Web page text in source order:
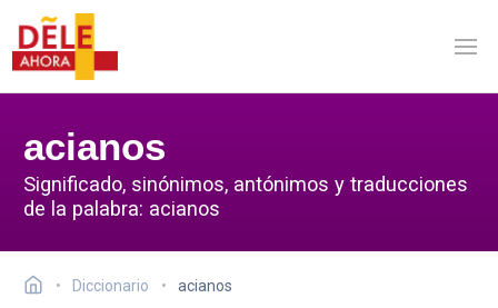
acianos
Significado, sinónimos, antónimos y traducciones
de la palabra: acianos
Diccionario acianos